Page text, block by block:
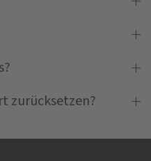
zurücksetzen?